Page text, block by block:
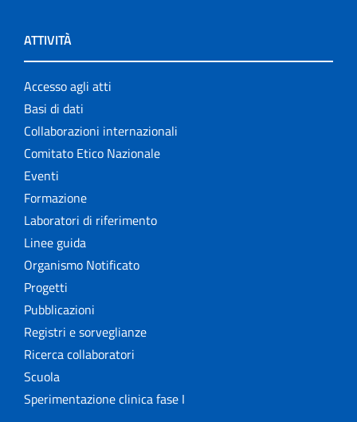
ATTIVITÀ
Accesso agli atti
Basi di dati
Collaborazioni internazionali
Comitato Etico Nazionale
Eventi
Formazione
Laboratori di riferimento
Linee guida
Organismo Notificato
Progetti
Pubblicazioni
Registri e sorveglianze
Ricerca collaboratori
Scuola
Sperimentazione clinica fase I